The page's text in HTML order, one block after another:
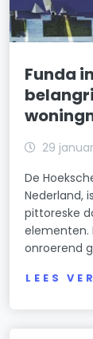
Funda
29
De
Nederland,
pittoreske
elementen.
onroerend
LEES